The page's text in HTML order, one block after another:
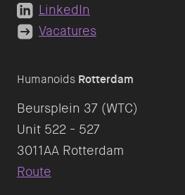
Humanoids Rotterdam
Beursplein 37 (WTC)
Unit 522 - 527
Route
LinkedIn
Vacatures